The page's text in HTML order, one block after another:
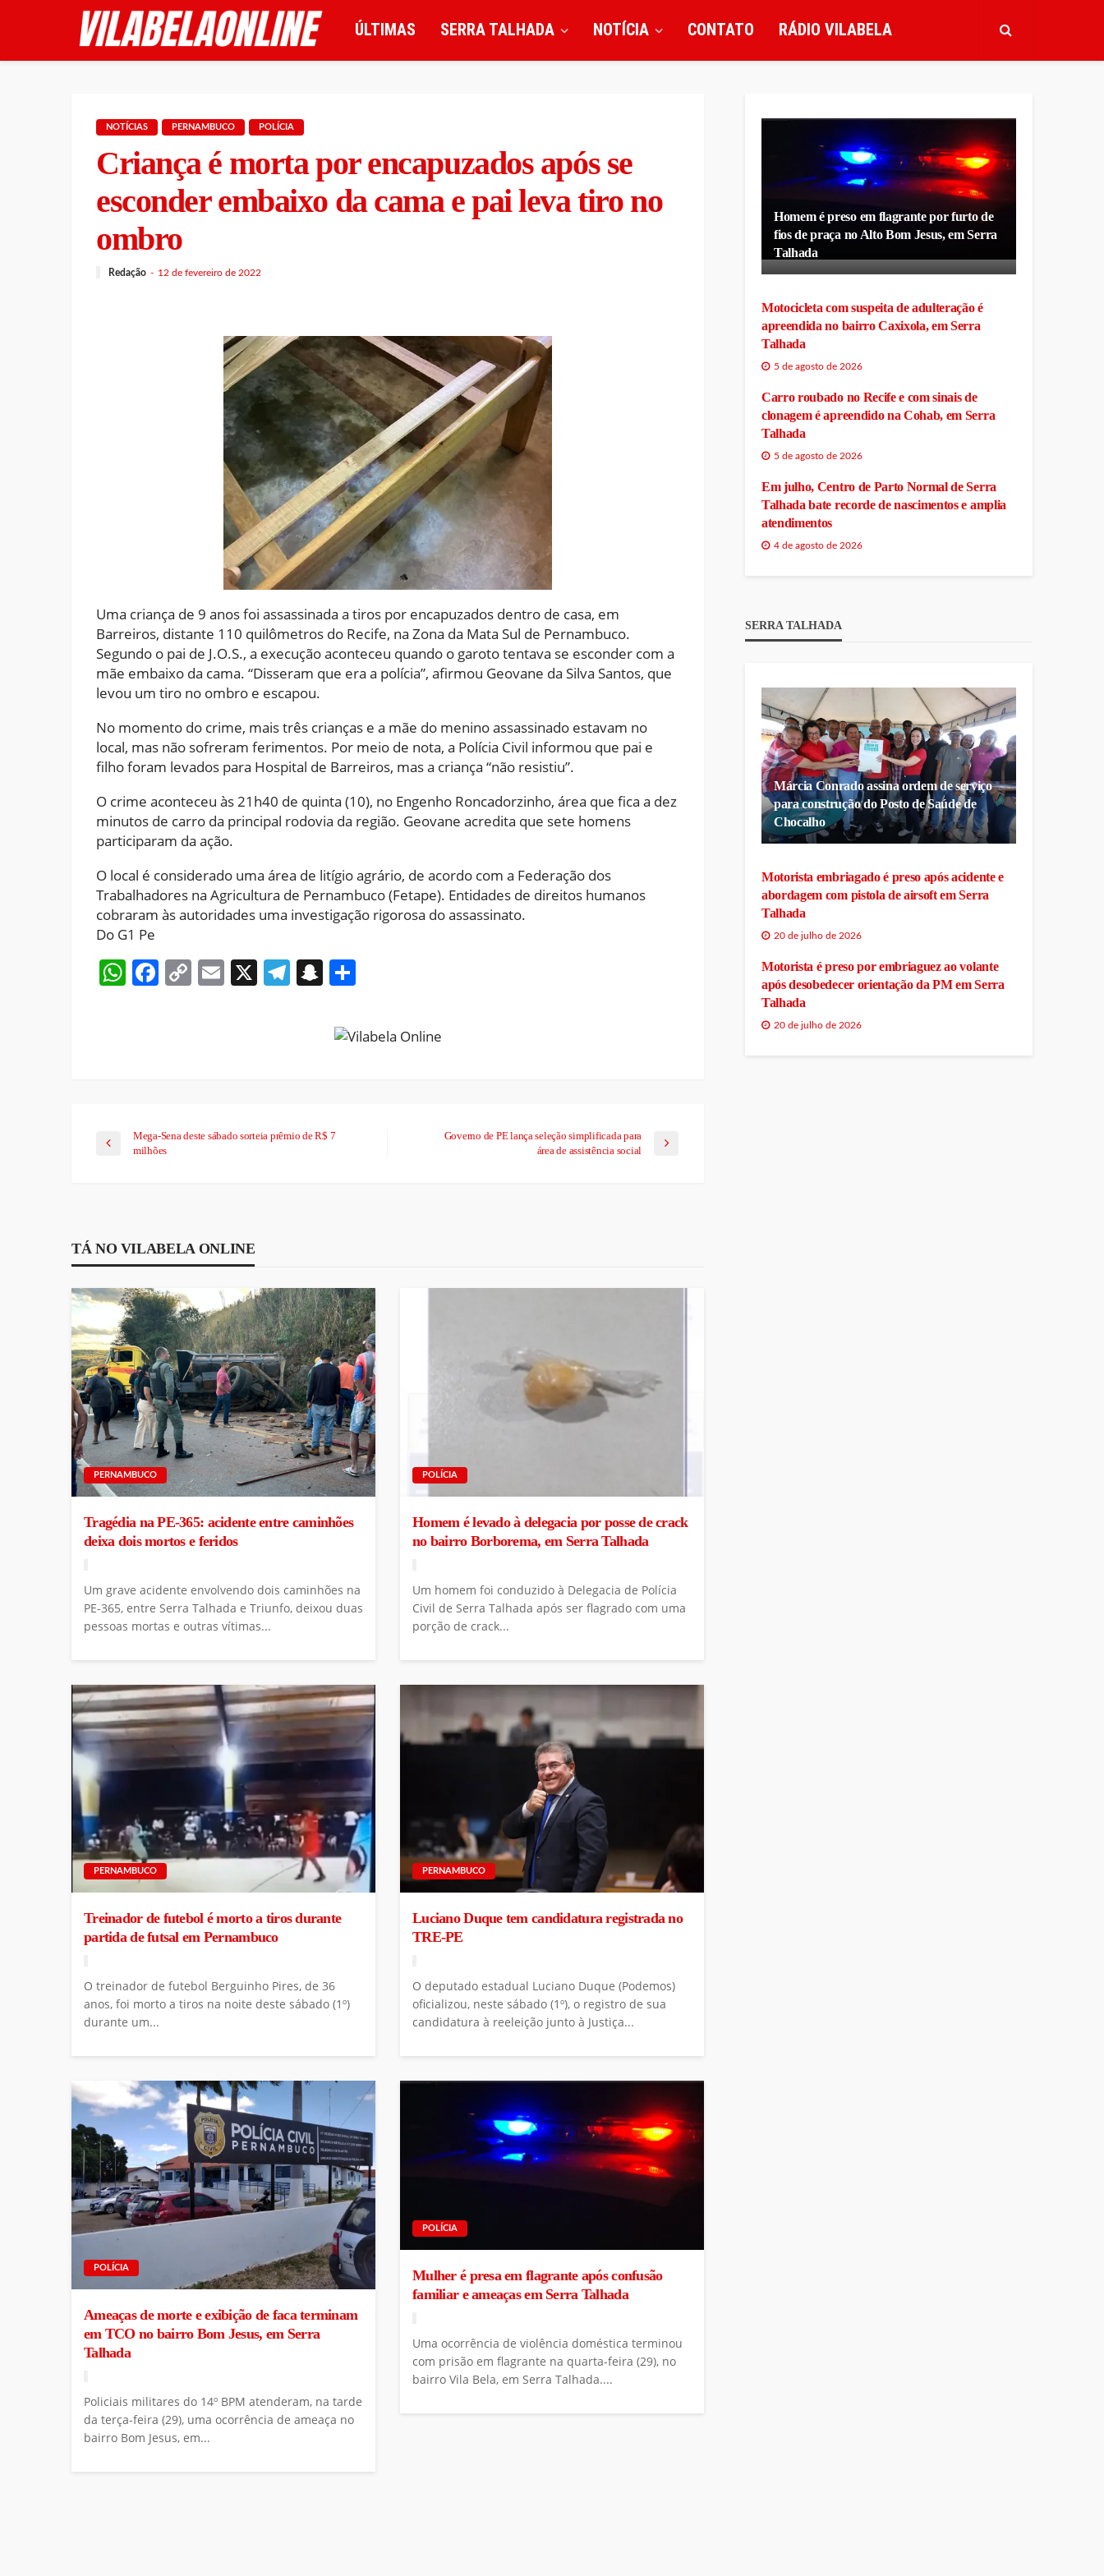
ÚLTIMAS SERRA TALHADA NOTÍCIA CONTATO RÁDIO VILABELA
NOTÍCIAS PERNAMBUCO POLÍCIA
Criança é morta por encapuzados após se
esconder embaixo da cama e pai leva tiro no
ombro
Redação 12 de fevereiro de 2022
Uma criança de 9 anos foi assassinada a tiros por encapuzados dentro de casa, em
Barreiros, distante 110 quilômetros do Recife, na Zona da Mata Sul de Pernambuco.
Segundo o pai de J.O.S., a execução aconteceu quando o garoto tentava se esconder com a
mãe embaixo da cama. “Disseram que era a polícia”, afirmou Geovane da Silva Santos, que
levou um tiro no ombro e escapou.
No momento do crime, mais três crianças e a mãe do menino assassinado estavam no
local, mas não sofreram ferimentos. Por meio de nota, a Polícia Civil informou que pai e
filho foram levados para Hospital de Barreiros, mas a criança “não resistiu”.
O crime aconteceu às 21h40 de quinta (10), no Engenho Roncadorzinho, área que fica a dez
minutos de carro da principal rodovia da região. Geovane acredita que sete homens
participaram da ação.
O local é considerado uma área de litígio agrário, de acordo com a Federação dos
Trabalhadores na Agricultura de Pernambuco (Fetape). Entidades de direitos humanos
cobraram às autoridades uma investigação rigorosa do assassinato.
Do G1 Pe
WhatsApp
Facebook
CopyEmail
X Telegram
Snapchat
Mega-Sena deste sábado sorteia prêmio de R$ 7
milhões
Governo de PE lança seleção simplificada para
área de assistência social
TÁ NO VILABELA ONLINE
PERNAMBUCO
Tragédia na PE-365: acidente entre caminhões
deixa dois mortos e feridos
Um grave acidente envolvendo dois caminhões na
PE-365, entre Serra Talhada e Triunfo, deixou duas
pessoas mortas e outras vítimas...
POLÍCIA
Homem é levado à delegacia por posse de crack
no bairro Borborema, em Serra Talhada
Um homem foi conduzido à Delegacia de Polícia
Civil de Serra Talhada após ser flagrado com uma
porção de crack...
PERNAMBUCO
Treinador de futebol é morto a tiros durante
partida de futsal em Pernambuco
O treinador de futebol Berguinho Pires, de 36
anos, foi morto a tiros na noite deste sábado (1º)
durante um...
PERNAMBUCO
Luciano Duque tem candidatura registrada no
TRE-PE
O deputado estadual Luciano Duque (Podemos)
oficializou, neste sábado (1º), o registro de sua
candidatura à reeleição junto à Justiça...
POLÍCIA
Ameaças de morte e exibição de faca terminam
em TCO no bairro Bom Jesus, em Serra
Talhada
Policiais militares do 14º BPM atenderam, na tarde
da terça-feira (29), uma ocorrência de ameaça no
bairro Bom Jesus, em...
POLÍCIA
Mulher é presa em flagrante após confusão
familiar e ameaças em Serra Talhada
Uma ocorrência de violência doméstica terminou
com prisão em flagrante na quarta-feira (29), no
bairro Vila Bela, em Serra Talhada....
Homem é preso em flagrante por furto de
fios de praça no Alto Bom Jesus, em Serra
Talhada
Motocicleta com suspeita de adulteração é
apreendida no bairro Caxixola, em Serra
Talhada
5 de agosto de 2026
Carro roubado no Recife e com sinais de
clonagem é apreendido na Cohab, em Serra
Talhada
5 de agosto de 2026
Em julho, Centro de Parto Normal de Serra
Talhada bate recorde de nascimentos e amplia
atendimentos
4 de agosto de 2026
SERRA TALHADA
Márcia Conrado assina ordem de serviço
para construção do Posto de Saúde de
Chocalho
Motorista embriagado é preso após acidente e
abordagem com pistola de airsoft em Serra
Talhada
20 de julho de 2026
Motorista é preso por embriaguez ao volante
após desobedecer orientação da PM em Serra
Talhada
20 de julho de 2026